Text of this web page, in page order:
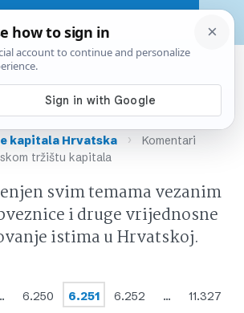
trgovanja na
tržištu kapitala
kapitala Hrvatska ›
Komentari
tržištu kapitala
svim temama vezanim
i druge vrijednosne
istima u Hrvatskoj.
6.250 6.251 6.252 …
11.327